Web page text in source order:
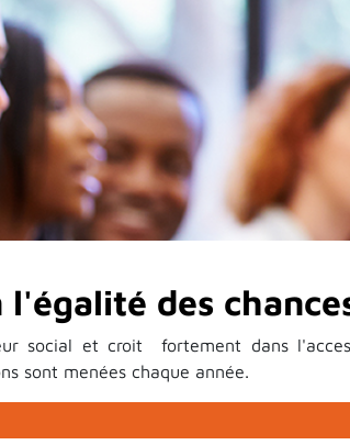
l'égalité des
social et croit fortement dans
sont menées chaque année.